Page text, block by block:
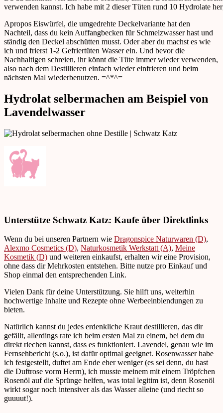
verwenden kannst. Ich habe mit 2 dieser Tüten rund 10 Hydrolate
Apropos Eiswürfel, die umgedrehte Deckelvariante hat den
Nachteil, dass du kein Auffangbecken für Schmelzwasser hast und
ständig den Deckel abschütten musst. Oder aber du machst es wie
ich und frierst 1-2 Gefriertüten Wasser ein. Und bevor die
Nachhaltigen schreien, ihr könnt die Tüte immer wieder verwenden,
also nach dem Destillieren einfach wieder einfrieren und beim
nächsten Mal wiederbenutzen. =^*^=
Hydrolat selbermachen am Beispiel von
Lavendelwasser
Unterstütze Schwatz Katz: Kaufe über Direktlinks
Wenn du bei unseren Partnern wie Dragonspice Naturwaren (D),
Alexmo Cosmetics (D), Naturkosmetik Werkstatt (A), Meine
Kosmetik (D) und weiteren einkaufst, erhalten wir eine Provision,
ohne dass dir Mehrkosten entstehen. Bitte nutze pro Einkauf und
Shop einmal den entsprechenden Link.
Vielen Dank für deine Unterstützung. Sie hilft uns, weiterhin
hochwertige Inhalte und Rezepte ohne Werbeeinblendungen zu
bieten.
Natürlich kannst du jedes erdenkliche Kraut destillieren, das dir
gefällt, allerdings rate ich beim ersten Mal zu einem, bei dem du
direkt riechen kannst, dass es funktioniert. Lavendel, genau wie im
Fernsehbericht (s.o.), ist dafür optimal geeignet. Rosenwasser habe
ich festgestellt, duftet am Ende eher weniger (es sei denn, du hast
die Duftrose vorm Herrn), ich musste meinem mit einem Tröpfchen
Rosenöl auf die Sprünge helfen, was total legitim ist, denn Rosenöl
wirkt sogar noch intensiver als das Wasser alleine (und riecht so
guuuut!).